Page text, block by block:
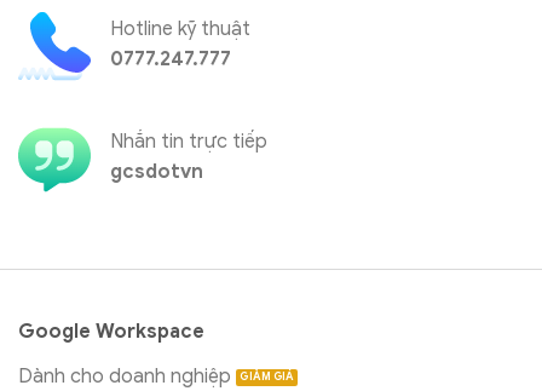
Hotline kỹ thuật
0777.247.777
Nhắn tin trực tiếp
gcsdotvn
Google Workspace
Dành cho doanh nghiệp